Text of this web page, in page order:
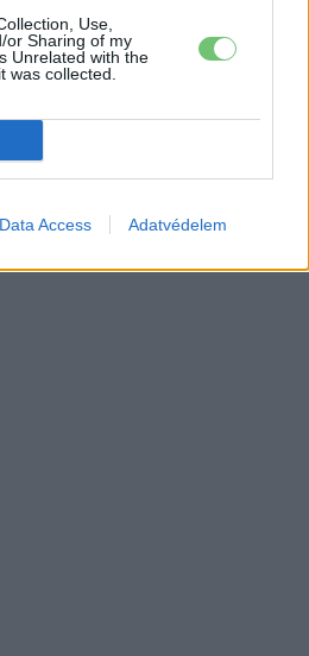
Use,
or Sharing of my
Unrelated with the
was collected.
Data Access Adatvédelem
szilárdtest-akkumulátor-
papírokban bukkant fel a
– kiderült az ár és a
is
a régi árazás a magyar
hálózaton